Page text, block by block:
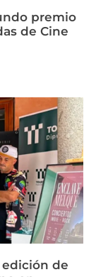
premio
de Cine
edición de